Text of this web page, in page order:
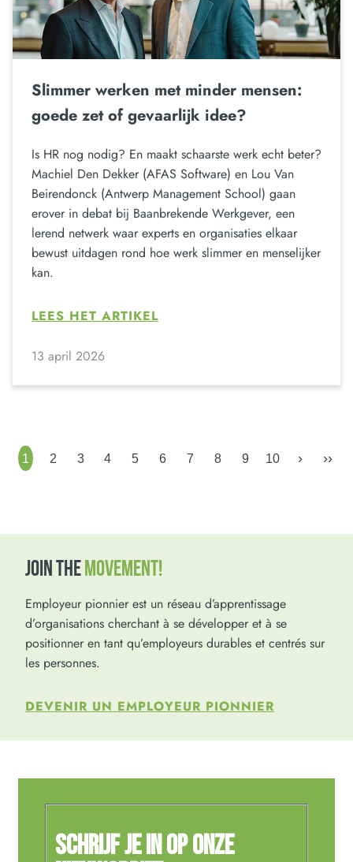
Slimmer werken met minder mensen:
goede zet of gevaarlijk idee?
Is HR nog nodig? En maakt schaarste werk echt beter?
Machiel Den Dekker (AFAS Software) en Lou Van
Beirendonck (Antwerp Management School) gaan
erover in debat bij Baanbrekende Werkgever, een
lerend netwerk waar experts en organisaties elkaar
bewust uitdagen rond hoe werk slimmer en menselijker
kan.
LEES HET ARTIKEL
13 april 2026
1 2 3 4 5 6 7 8 9 10 › ››
JOIN THEMOVEMENT!
Employeur pionnier est un réseau d’apprentissage
d’organisations cherchant à se développer et à se
positionner en tant qu’employeurs durables et centrés sur
les personnes.
DEVENIR UN EMPLOYEUR PIONNIER